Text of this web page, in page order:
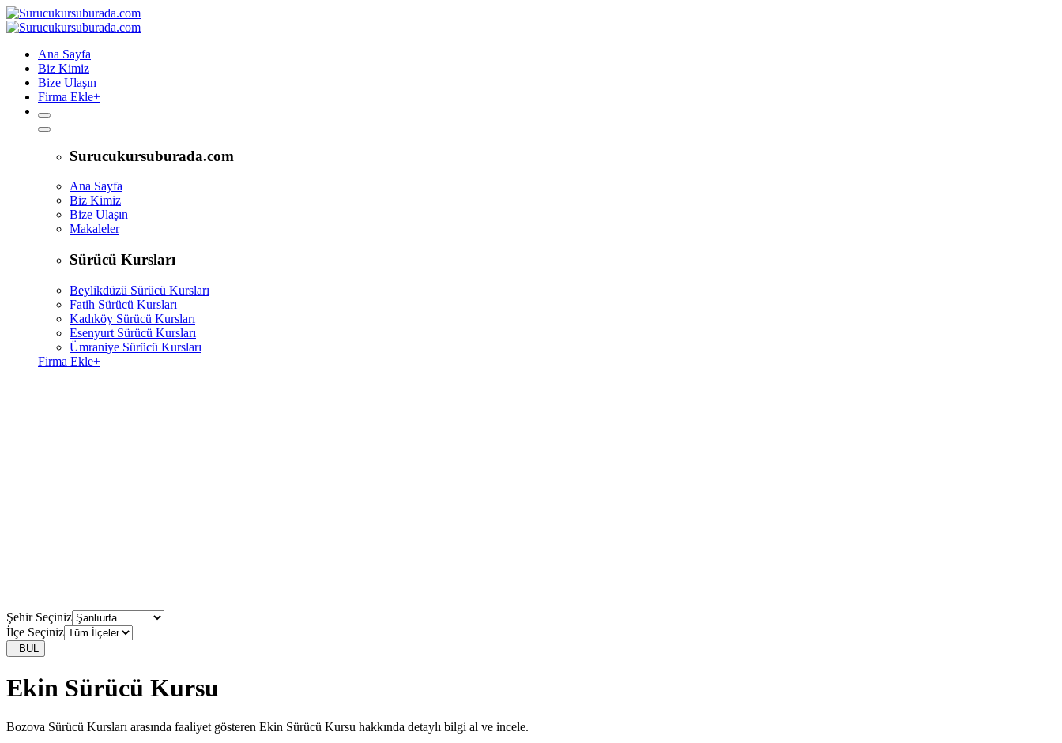
Ana Sayfa
Biz Kimiz
Bize Ulaşın
Firma Ekle+
Surucukursuburada.com
Ana Sayfa
Biz Kimiz
Bize Ulaşın
Makaleler
Sürücü Kursları
Beylikdüzü Sürücü Kursları
Fatih Sürücü Kursları
Kadıköy Sürücü Kursları
Esenyurt Sürücü Kursları
Ümraniye Sürücü Kursları
Firma Ekle+
Şehir Seçiniz
İlçe Seçiniz
BUL
Ekin Sürücü Kursu
Bozova Sürücü Kursları arasında faaliyet gösteren Ekin Sürücü Kursu hakkında detaylı bilgi al ve incele.